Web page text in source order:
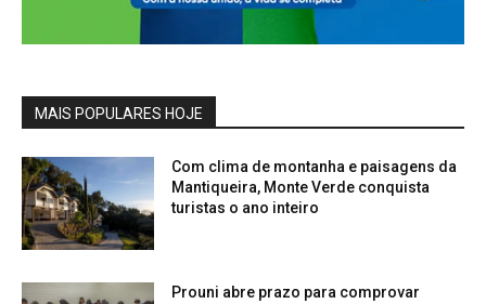
MAIS POPULARES HOJE
Com clima de montanha e paisagens da
Mantiqueira, Monte Verde conquista
turistas o ano inteiro
Prouni abre prazo para comprovar